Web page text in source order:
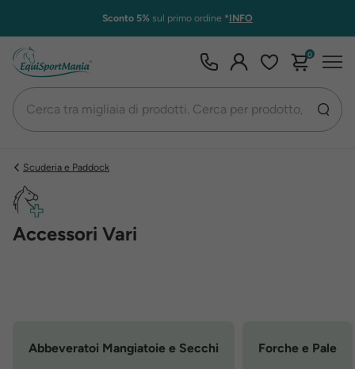
Sconto 5% sul primo ordine *INFO
0
Scuderia e Paddock
Accessori Vari
Abbeveratoi Mangiatoie e Secchi Forche e Pale